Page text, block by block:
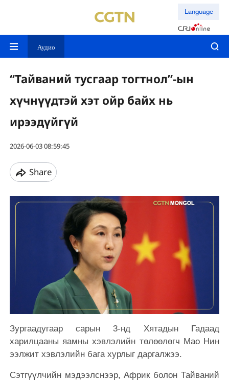
Language
Аудио
“Тайваний тусгаар тогтнол”-ын
хүчнүүдтэй хэт ойр байх нь
ирээдүйгүй
2026-06-03 08:59:45
Share
Зургаадугаар сарын 3-нд Хятадын Гадаад
харилцааны яамны хэвлэлийн төлөөлөгч Мао Нин
ээлжит хэвлэлийн бага хурлыг даргалжээ.
Сэтгүүлчийн мэдээлснээр, Африк болон Тайваний